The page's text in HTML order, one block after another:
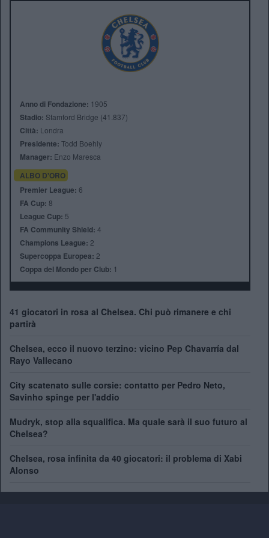
Anno di Fondazione: 1905
Stadio: Stamford Bridge (41.837)
Città: Londra
Presidente: Todd Boehly
Manager: Enzo Maresca
ALBO D'ORO
Premier League: 6
FA Cup: 8
League Cup: 5
FA Community Shield: 4
Champions League: 2
Supercoppa Europea: 2
Coppa del Mondo per Club: 1
41 giocatori in rosa al Chelsea. Chi può rimanere e chi
partirà
Chelsea, ecco il nuovo terzino: vicino Pep Chavarría dal
Rayo Vallecano
City scatenato sulle corsie: contatto per Pedro Neto,
Savinho spinge per l'addio
Mudryk, stop alla squalifica. Ma quale sarà il suo futuro al
Chelsea?
Chelsea, rosa infinita da 40 giocatori: il problema di Xabi
Alonso